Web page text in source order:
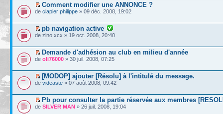
Comment modifier une ANNONCE ?
de clapier philippe » 09 déc. 2008, 19:02
pb navigation active
de zino xcx » 19 oct. 2008, 20:40
Demande d'adhésion au club en milieu d'année
de oli76000 » 30 juil. 2008, 07:25
[MODOP] ajouter [Résolu] à l'intitulé du message.
de videaste » 07 août 2008, 09:42
Pb pour consulter la partie réservée aux membres
de SILVER MAN » 26 juil. 2008, 19:04